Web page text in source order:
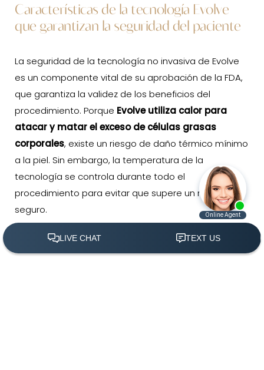
Características de la tecnología Evolve
que garantizan la seguridad del paciente
La seguridad de la tecnología no invasiva de Evolve
es un componente vital de su aprobación de la FDA,
que garantiza la validez de los beneficios del
procedimiento. Porque Evolve utiliza calor para
atacar y matar el exceso de células grasas
corporales, existe un riesgo de daño térmico mínimo
a la piel. Sin embargo, la temperatura de la
tecnología se controla durante todo el
procedimiento para evitar que supere un nivel
seguro.